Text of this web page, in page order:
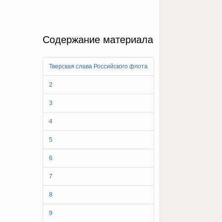
Содержание материала
Тверская слава Российского флота
2
3
4
5
6
7
8
9